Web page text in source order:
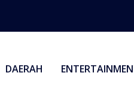
DAERAH